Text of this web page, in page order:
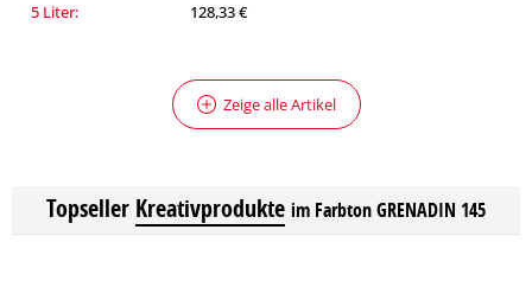
5 Liter:
128,33 €
Zeige alle Artikel
Topseller Kreativprodukte im Farbton GRENADIN 145